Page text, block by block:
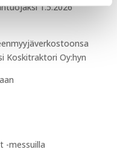
1.5.2026
Koskitraktori Oy:hyn
-messuilla